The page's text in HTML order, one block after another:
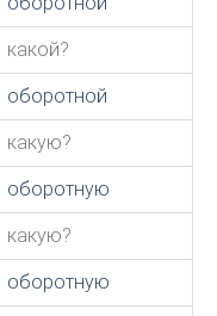
какой?
оборотной
какую?
оборотную
какую?
оборотную